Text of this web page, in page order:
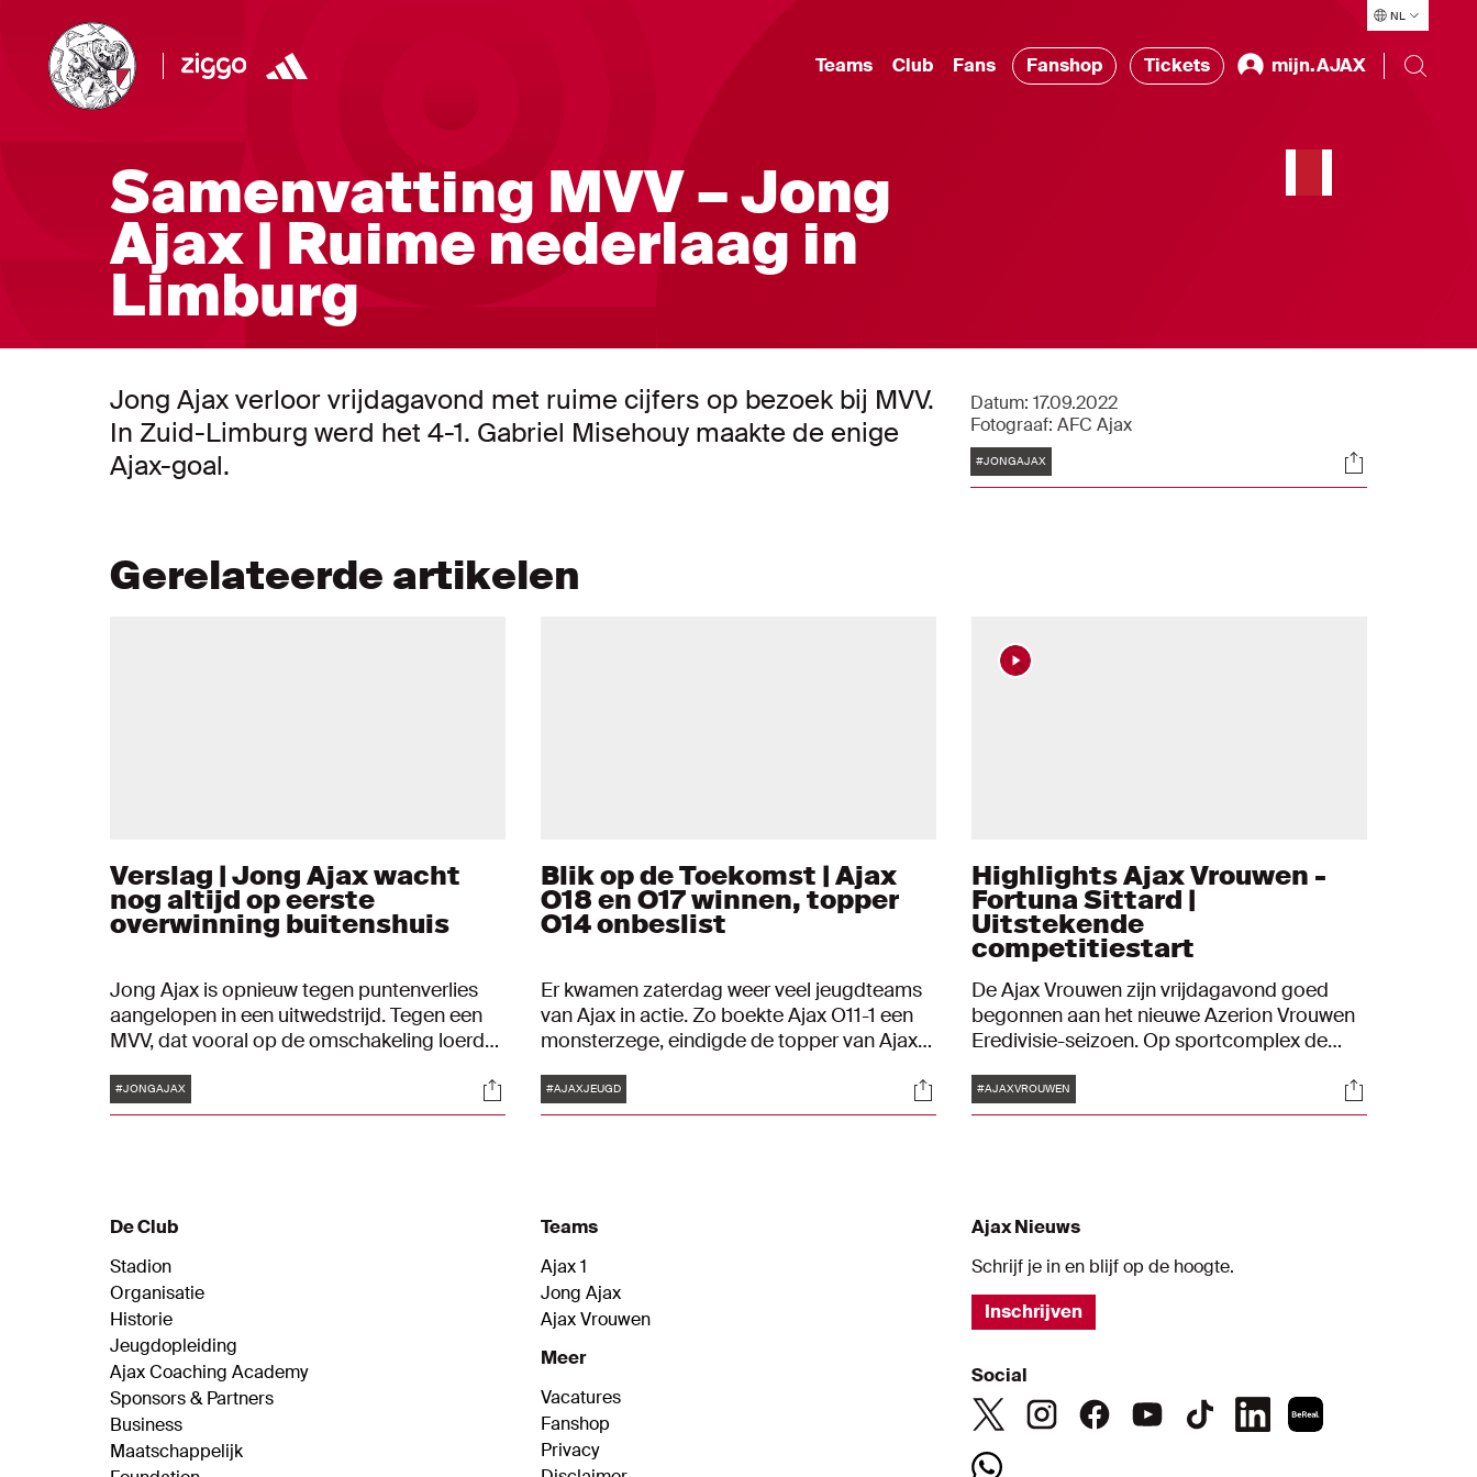
NL
Teams Club Fans Fanshop Tickets mijn.AJAX
Samenvatting MVV – Jong
Ajax | Ruime nederlaag in
Limburg
Jong Ajax verloor vrijdagavond met ruime cijfers op bezoek bij MVV.
In Zuid-Limburg werd het 4-1. Gabriel Misehouy maakte de enige
Ajax-goal.
Datum: 17.09.2022
Fotograaf: AFC Ajax
Tags
#JONGAJAX Socials
Gerelateerde artikelen
Verslag | Jong Ajax wacht
nog altijd op eerste
overwinning buitenshuis
Jong Ajax is opnieuw tegen puntenverlies
aangelopen in een uitwedstrijd. Tegen een
MVV, dat vooral op de omschakeling loerde,
nederlaag aan. De beloften wachten
zodoende nog altijd op de eerste driepunter
Tags
#JONGAJAX Socials
Blik op de Toekomst | Ajax
O18 en O17 winnen, topper
O14 onbeslist
Er kwamen zaterdag weer veel jeugdteams
van Ajax in actie. Zo boekte Ajax O11-1 een
monsterzege, eindigde de topper van Ajax
overwinning. Bekijk in Blik op de Toekomst
hoe het de Ajacieden verging.
Tags
#AJAXJEUGD Socials
Highlights Ajax Vrouwen -
Fortuna Sittard |
Uitstekende
competitiestart
De Ajax Vrouwen zijn vrijdagavond goed
begonnen aan het nieuwe Azerion Vrouwen
Eredivisie-seizoen. Op sportcomplex de
verslagen dankzij goals van Victoria Pelova
(2), Soraya Verhoeve en een eigen doelpunt
Tags
#AJAXVROUWEN Socials
De Club
Stadion
Organisatie
Historie
Jeugdopleiding
Ajax Coaching Academy
Sponsors & Partners
Business
Maatschappelijk
Teams
Ajax 1
Jong Ajax
Ajax Vrouwen
Meer
Vacatures
Fanshop
Privacy
Ajax Nieuws
Schrijf je in en blijf op de hoogte.
Inschrijven
Social